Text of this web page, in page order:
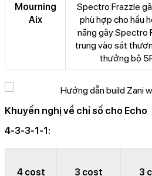
Mourning
Aix
Spectro Frazzle
phù hợp cho hầu
năng gây Spectro
trung vào sát
thưởng bộ
Khuyến nghị về chỉ số cho Echo
4-3-3-1-1:
4 cost 3 cost 3